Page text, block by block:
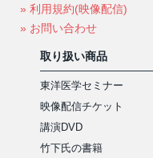
» 利用規約(映像配信)
» お問い合わせ
取り扱い商品
東洋医学セミナー
映像配信チケット
講演DVD
竹下氏の書籍